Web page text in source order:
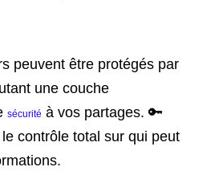
peuvent être protégés par
une couche
sécurité à vos partages. 🔑
contrôle total sur qui peut